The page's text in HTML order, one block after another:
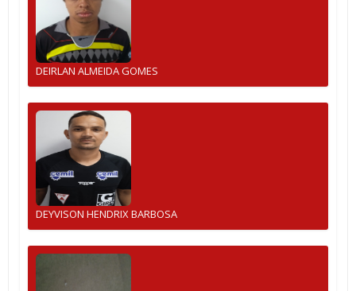
DEIRLAN ALMEIDA GOMES
DEYVISON HENDRIX BARBOSA